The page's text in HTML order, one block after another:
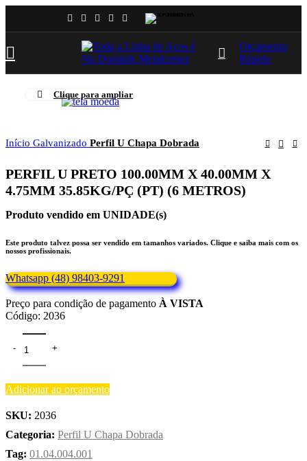
Orçamento
Rápido
Clique para ampliar
Início Galvanizado Perfil U Chapa Dobrada
PERFIL U PRETO 100.00MM X 40.00MM X
4.75MM 35.85KG/PÇ (PT) (6 METROS)
Produto vendido em UNIDADE(s)
Este produto talvez possa ser vendido em tamanhos variados. Clique e saiba mais com os
nossos profissionais.
Whatsapp (48) 98403-9291
Preço para condição de pagamento À VISTA
Código: 2036
Adicionar ao orçamento
SKU: 2036
Categoria: Perfil U Chapa Dobrada
Tag: 01.04.004.001